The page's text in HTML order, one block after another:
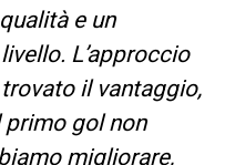
e un
L’approccio
il vantaggio,
gol non
migliorare,